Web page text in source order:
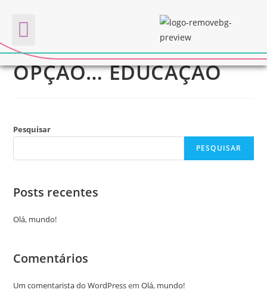
MINHA PRIMEIRA
OPÇÃO… EDUCAÇÃO
Pesquisar
PESQUISAR
Posts recentes
Olá, mundo!
Comentários
Um comentarista do WordPressemOlá, mundo!